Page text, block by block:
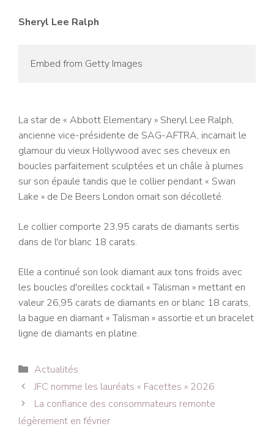
Sheryl Lee Ralph
Embed from Getty Images
La star de « Abbott Elementary » Sheryl Lee Ralph,
ancienne vice-présidente de SAG-AFTRA, incarnait le
glamour du vieux Hollywood avec ses cheveux en
boucles parfaitement sculptées et un châle à plumes
sur son épaule tandis que le collier pendant « Swan
Lake » de De Beers London ornait son décolleté.
Le collier comporte 23,95 carats de diamants sertis
dans de l'or blanc 18 carats.
Elle a continué son look diamant aux tons froids avec
les boucles d'oreilles cocktail « Talisman » mettant en
valeur 26,95 carats de diamants en or blanc 18 carats,
la bague en diamant « Talisman » assortie et un bracelet
ligne de diamants en platine.
Catégories
Actualités
Navigation
des
articles
JFC nomme les lauréats « Facettes » 2026
La confiance des consommateurs remonte
légèrement en février